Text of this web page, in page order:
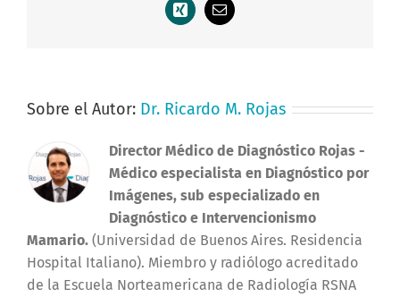
Xing
Correo
electrónico
Sobre el Autor: Dr. Ricardo M. Rojas
Director Médico de Diagnóstico Rojas -
Médico especialista en Diagnóstico por
Imágenes, sub especializado en
Diagnóstico e Intervencionismo
Mamario. (Universidad de Buenos Aires. Residencia
Hospital Italiano). Miembro y radiólogo acreditado
de la Escuela Norteamericana de Radiología RSNA